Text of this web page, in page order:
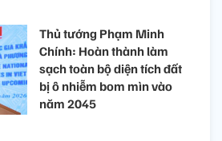
Thủ tướng Phạm Minh
Chính: Hoàn thành làm
sạch toàn bộ diện tích đất
bị ô nhiễm bom mìn vào
năm 2045